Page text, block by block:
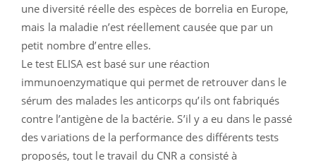
une diversité réelle des espèces de borrelia en Europe,
mais la maladie n’est réellement causée que par un
petit nombre d’entre elles.
Le test ELISA est basé sur une réaction
immunoenzymatique qui permet de retrouver dans le
sérum des malades les anticorps qu’ils ont fabriqués
contre l’antigène de la bactérie. S’il y a eu dans le passé
des variations de la performance des différents tests
proposés, tout le travail du CNR a consisté à